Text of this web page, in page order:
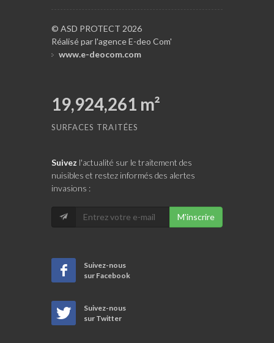
© ASD PROTECT 2026
Réalisé par l'agence E-deo Com'
www.e-deocom.com
19,924,261 m²
SURFACES TRAITÉES
Suivez l'actualité sur le traitement des
nuisibles et restez informés des alertes
invasions :
M'inscrire
Suivez-nous
sur Facebook
Suivez-nous
sur Twitter